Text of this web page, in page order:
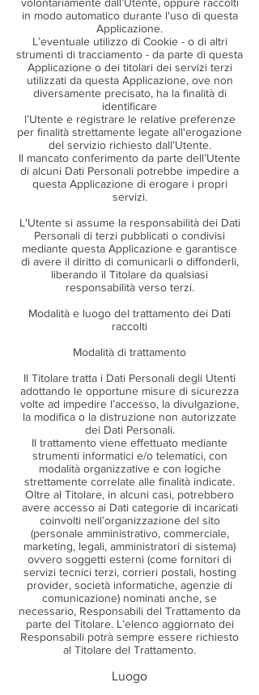
in modo automatico durante l'uso di questa
Applicazione.
L’eventuale utilizzo di Cookie - o di altri
strumenti di tracciamento - da parte di questa
Applicazione o dei titolari dei servizi terzi
utilizzati da questa Applicazione, ove non
diversamente precisato, ha la finalità di
identificare
l’Utente e registrare le relative preferenze
per finalità strettamente legate all'erogazione
del servizio richiesto dall’Utente.
Il mancato conferimento da parte dell’Utente
di alcuni Dati Personali potrebbe impedire a
questa Applicazione di erogare i propri
servizi.
L'Utente si assume la responsabilità dei Dati
Personali di terzi pubblicati o condivisi
mediante questa Applicazione e garantisce
di avere il diritto di comunicarli o diffonderli,
liberando il Titolare da qualsiasi
responsabilità verso terzi.
Modalità e luogo del trattamento dei Dati
raccolti
Modalità di trattamento
Il Titolare tratta i Dati Personali degli Utenti
adottando le opportune misure di sicurezza
volte ad impedire l’accesso, la divulgazione,
la modifica o la distruzione non autorizzate
dei Dati Personali.
Il trattamento viene effettuato mediante
strumenti informatici e/o telematici, con
modalità organizzative e con logiche
strettamente correlate alle finalità indicate.
Oltre al Titolare, in alcuni casi, potrebbero
avere accesso ai Dati categorie di incaricati
coinvolti nell’organizzazione del sito
(personale amministrativo, commerciale,
marketing, legali, amministratori di sistema)
ovvero soggetti esterni (come fornitori di
servizi tecnici terzi, corrieri postali, hosting
provider, società informatiche, agenzie di
comunicazione) nominati anche, se
necessario, Responsabili del Trattamento da
parte del Titolare. L’elenco aggiornato dei
Responsabili potrà sempre essere richiesto
al Titolare del Trattamento.
Luogo